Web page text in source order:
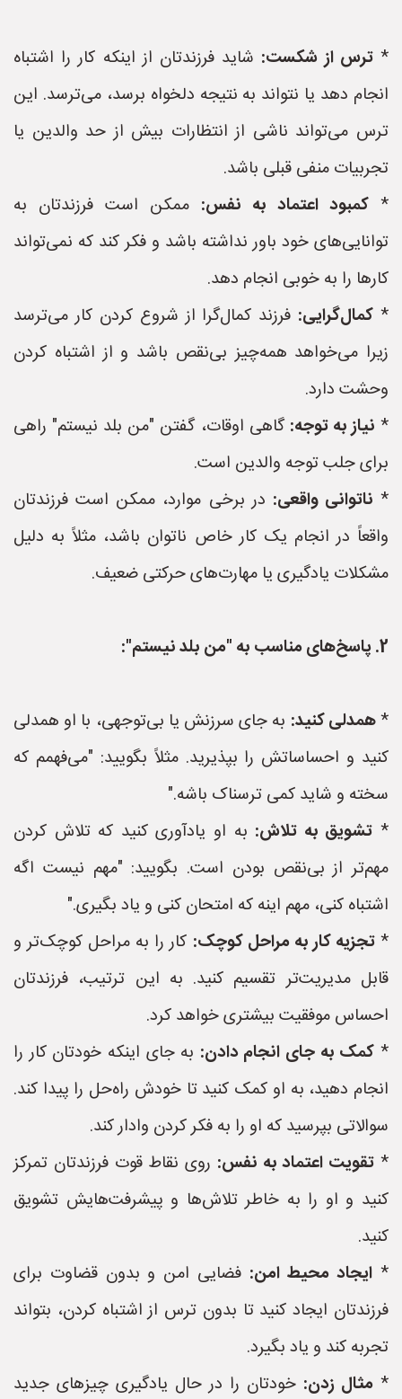
*ترس از شکست: شاید فرزندتان از اینکه کار را اشتباه
انجام دهد یا نتواند به نتیجه دلخواه برسد، می‌ترسد. این
ترس می‌تواند ناشی از انتظارات بیش از حد والدین یا
تجربیات منفی قبلی باشد.
* کمبود اعتماد به نفس: ممکن است فرزندتان به
توانایی‌های خود باور نداشته باشد و فکر کند که نمی‌تواند
کارها را به خوبی انجام دهد.
* کمال‌گرایی: فرزند کمال‌گرا از شروع کردن کار می‌ترسد
زیرا می‌خواهد همه‌چیز بی‌نقص باشد و از اشتباه کردن
وحشت دارد.
* نیاز به توجه: گاهی اوقات، گفتن "من بلد نیستم" راهی
برای جلب توجه والدین است.
* ناتوانی واقعی: در برخی موارد، ممکن است فرزندتان
واقعاً در انجام یک کار خاص ناتوان باشد، مثلاً به دلیل
مشکلات یادگیری یا مهارت‌های حرکتی ضعیف.
2. پاسخ‌های مناسب به "من بلد نیستم":
*همدلی کنید: به جای سرزنش یا بی‌توجهی، با او همدلی
کنید و احساساتش را بپذیرید. مثلاً بگویید: "می‌فهمم که
سخته و شاید کمی ترسناک باشه."
* تشویق به تلاش: به او یادآوری کنید که تلاش کردن
مهم‌تر از بی‌نقص بودن است. بگویید: "مهم نیست اگه
اشتباه کنی، مهم اینه که امتحان کنی و یاد بگیری."
*تجزیه کار به مراحل کوچک: کار را به مراحل کوچک‌تر و
قابل مدیریت‌تر تقسیم کنید. به این ترتیب، فرزندتان
احساس موفقیت بیشتری خواهد کرد.
* کمک به جای انجام دادن: به جای اینکه خودتان کار را
انجام دهید، به او کمک کنید تا خودش راه‌حل را پیدا کند.
سوالاتی بپرسید که او را به فکر کردن وادار کند.
* تقویت اعتماد به نفس: روی نقاط قوت فرزندتان تمرکز
کنید و او را به خاطر تلاش‌ها و پیشرفت‌هایش تشویق
کنید.
* ایجاد محیط امن: فضایی امن و بدون قضاوت برای
فرزندتان ایجاد کنید تا بدون ترس از اشتباه کردن، بتواند
تجربه کند و یاد بگیرد.
* مثال زدن: خودتان را در حال یادگیری چیزهای جدید